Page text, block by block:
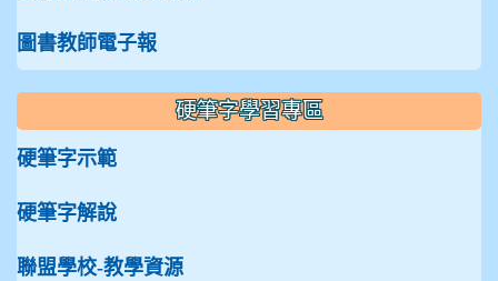
圖書教師電子報
硬筆字學習專區
硬筆字示範
硬筆字解說
聯盟學校-教學資源